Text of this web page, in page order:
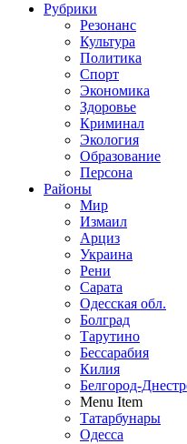
Рубрики
Резонанс
Культура
Политика
Спорт
Экономика
Здоровье
Криминал
Экология
Образование
Персона
Районы
Мир
Измаил
Арциз
Украина
Рени
Сарата
Одесская обл.
Болград
Тарутино
Бессарабия
Килия
Белгород-
Menu Item
Татарбунары
Одесса